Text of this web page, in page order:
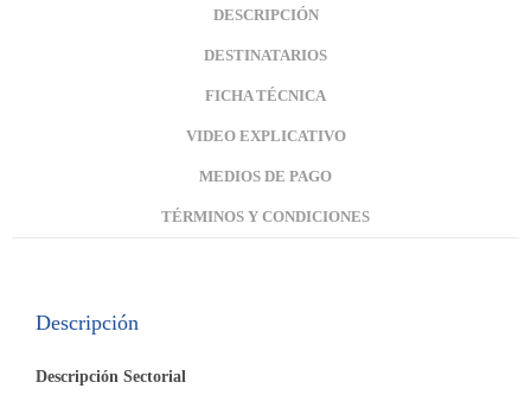
DESCRIPCIÓN
DESTINATARIOS
FICHA TÉCNICA
VIDEO EXPLICATIVO
MEDIOS DE PAGO
TÉRMINOS Y CONDICIONES
Descripción
Descripción Sectorial